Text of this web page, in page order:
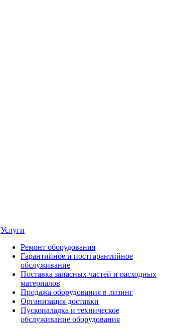
Услуги
Ремонт оборудования
Гарантийное и постгарантийное
обслуживание
Поставка запасных частей и расходных
материалов
Продажа оборудования в лизинг
Организация доставки
Пусконаладка и техническое
обслуживание оборудования